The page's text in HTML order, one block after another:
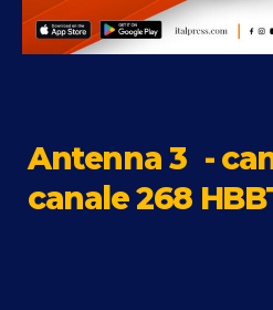
Antenna 3 -
canale 268